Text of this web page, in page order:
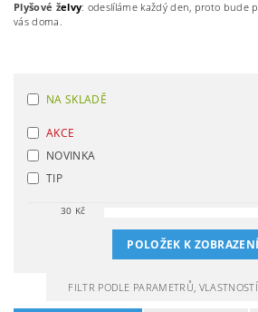
Plyšové želvy: odeslíláme každý den, proto bude
vás doma.
NA SKLADĚ
AKCE
NOVINKA
TIP
30 Kč
POLOŽEK K
FILTR PODLE PARAMETRŮ,